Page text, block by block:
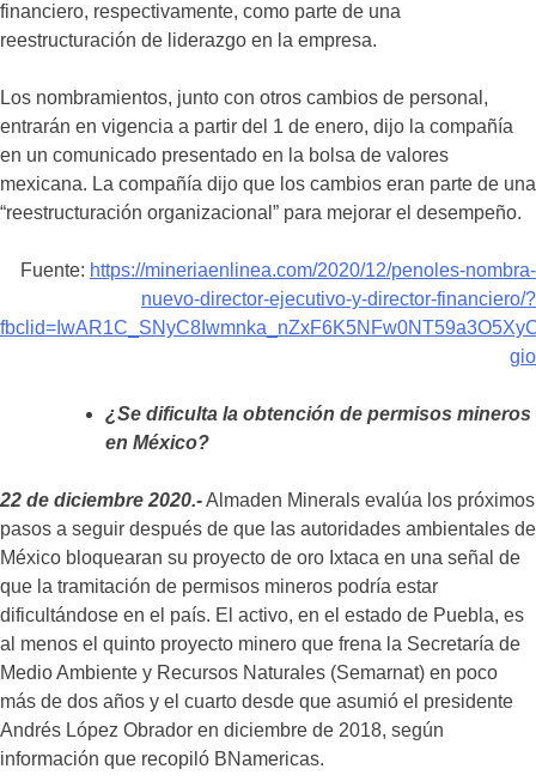
financiero, respectivamente, como parte de una
reestructuración de liderazgo en la empresa.
Los nombramientos, junto con otros cambios de personal,
entrarán en vigencia a partir del 1 de enero, dijo la compañía
en un comunicado presentado en la bolsa de valores
mexicana. La compañía dijo que los cambios eran parte de una
“reestructuración organizacional” para mejorar el desempeño.
Fuente: https://mineriaenlinea.com/2020/12/penoles-nombra-
nuevo-director-ejecutivo-y-director-financiero/?
gio
¿Se dificulta la obtención de permisos mineros
en México?
22 de diciembre 2020.-Almaden Minerals evalúa los próximos
pasos a seguir después de que las autoridades ambientales de
México bloquearan su proyecto de oro Ixtaca en una señal de
que la tramitación de permisos mineros podría estar
dificultándose en el país. El activo, en el estado de Puebla, es
al menos el quinto proyecto minero que frena la Secretaría de
Medio Ambiente y Recursos Naturales (Semarnat) en poco
más de dos años y el cuarto desde que asumió el presidente
Andrés López Obrador en diciembre de 2018, según
información que recopiló BNamericas.